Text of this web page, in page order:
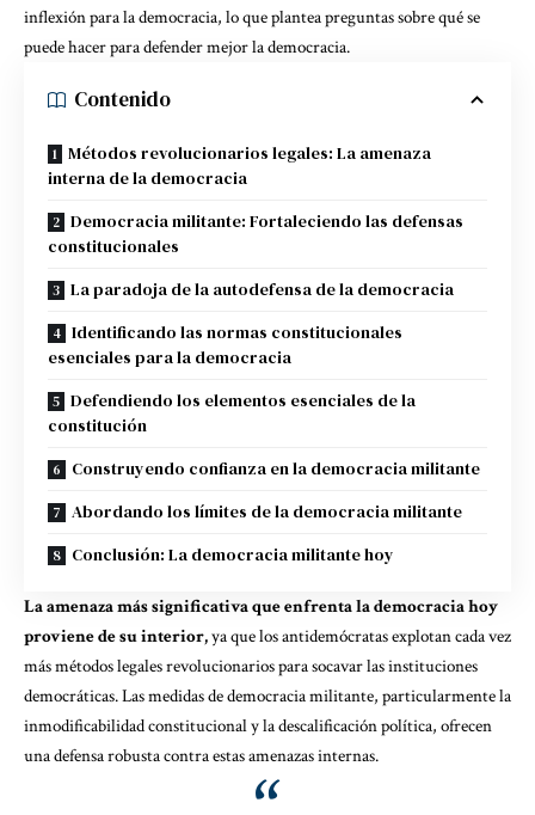
inflexión para la democracia, lo que plantea preguntas sobre qué se
puede hacer para defender mejor la democracia.
Contenido
Métodos revolucionarios legales: La amenaza
interna de la democracia
Democracia militante: Fortaleciendo las defensas
constitucionales
La paradoja de la autodefensa de la democracia
Identificando las normas constitucionales
esenciales para la democracia
Defendiendo los elementos esenciales de la
constitución
Construyendo confianza en la democracia militante
Abordando los límites de la democracia militante
Conclusión: La democracia militante hoy
La amenaza más significativa que enfrenta la democracia hoy
proviene de su interior,ya que los antidemócratas explotan cada vez
más métodos legales revolucionarios para socavar las instituciones
democráticas. Las medidas de democracia militante, particularmente la
inmodificabilidad constitucional y la descalificación política, ofrecen
una defensa robusta contra estas amenazas internas.